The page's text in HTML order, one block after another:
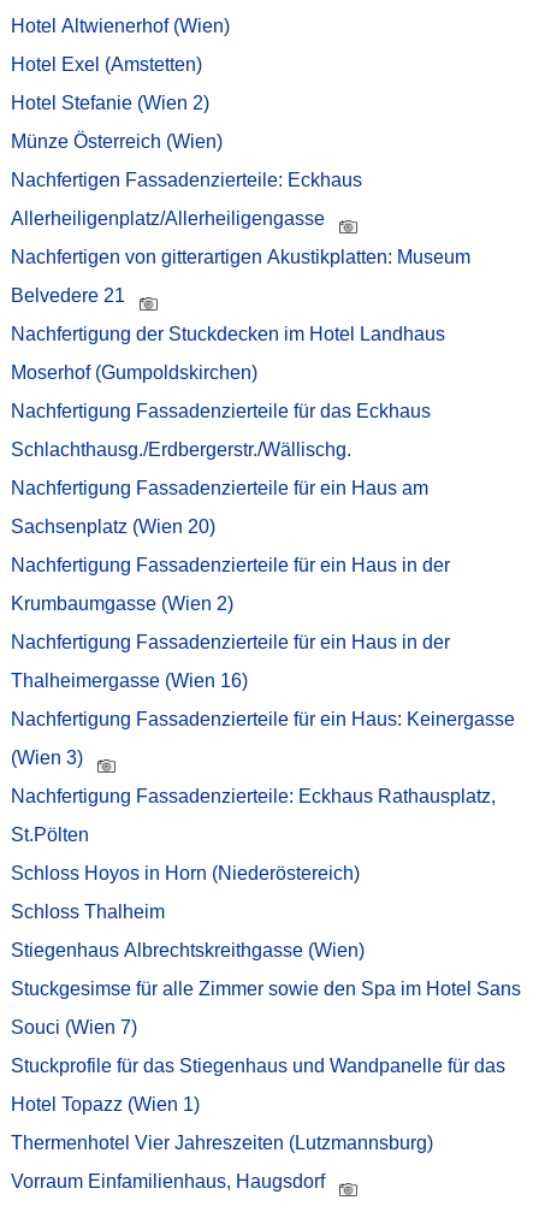
Hotel Altwienerhof (Wien)
Hotel Exel (Amstetten)
Hotel Stefanie (Wien 2)
Münze Österreich (Wien)
Nachfertigen Fassadenzierteile: Eckhaus
Allerheiligenplatz/Allerheiligengasse
Nachfertigen von gitterartigen Akustikplatten: Museum
Belvedere 21
Nachfertigung der Stuckdecken im Hotel Landhaus
Moserhof (Gumpoldskirchen)
Nachfertigung Fassadenzierteile für das Eckhaus
Schlachthausg./Erdbergerstr./Wällischg.
Nachfertigung Fassadenzierteile für ein Haus am
Sachsenplatz (Wien 20)
Nachfertigung Fassadenzierteile für ein Haus in der
Krumbaumgasse (Wien 2)
Nachfertigung Fassadenzierteile für ein Haus in der
Thalheimergasse (Wien 16)
Nachfertigung Fassadenzierteile für ein Haus: Keinergasse
(Wien 3)
Nachfertigung Fassadenzierteile: Eckhaus Rathausplatz,
St.Pölten
Schloss Hoyos in Horn (Niederöstereich)
Schloss Thalheim
Stiegenhaus Albrechtskreithgasse (Wien)
Stuckgesimse für alle Zimmer sowie den Spa im Hotel Sans
Souci (Wien 7)
Stuckprofile für das Stiegenhaus und Wandpanelle für das
Hotel Topazz (Wien 1)
Thermenhotel Vier Jahreszeiten (Lutzmannsburg)
Vorraum Einfamilienhaus, Haugsdorf